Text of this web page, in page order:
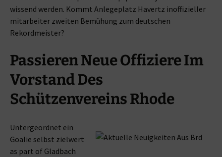
wissend werden. Kommt Anlegeplatz Havertz inoffizieller
mitarbeiter zweiten Bemühung zum deutschen
Rekordmeister?
Passieren Neue Offiziere Im
Vorstand Des
Schützenvereins Rhode
Untergeordnet ein
Goalie selbst zielwert
as part of Gladbach